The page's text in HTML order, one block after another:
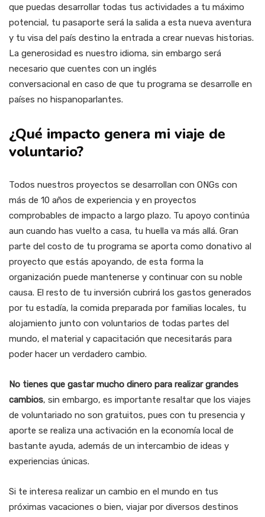
que puedas desarrollar todas tus actividades a tu máximo
potencial, tu pasaporte será la salida a esta nueva aventura
y tu visa del país destino la entrada a crear nuevas historias.
La generosidad es nuestro idioma, sin embargo será
necesario que cuentes con un inglés
conversacional en caso de que tu programa se desarrolle en
países no hispanoparlantes.
¿Qué impacto genera mi viaje de
voluntario?
Todos nuestros proyectos se desarrollan con ONGs con
más de 10 años de experiencia y en proyectos
comprobables de impacto a largo plazo. Tu apoyo continúa
aun cuando has vuelto a casa, tu huella va más allá. Gran
parte del costo de tu programa se aporta como donativo al
proyecto que estás apoyando, de esta forma la
organización puede mantenerse y continuar con su noble
causa. El resto de tu inversión cubrirá los gastos generados
por tu estadía, la comida preparada por familias locales, tu
alojamiento junto con voluntarios de todas partes del
mundo, el material y capacitación que necesitarás para
poder hacer un verdadero cambio.
No tienes que gastar mucho dinero para realizar grandes
cambios, sin embargo, es importante resaltar que los viajes
de voluntariado no son gratuitos, pues con tu presencia y
aporte se realiza una activación en la economía local de
bastante ayuda, además de un intercambio de ideas y
experiencias únicas.
Si te interesa realizar un cambio en el mundo en tus
próximas vacaciones o bien, viajar por diversos destinos